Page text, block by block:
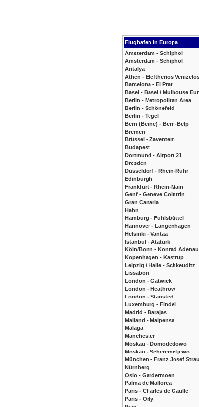
Flughafen in Europa
Amsterdam - Schiphol
Amsterdam - Schiphol
Antalya
Athen - Eleftherios Venizelos
Barcelona - El Prat
Basel - Basel / Mulhouse
Berlin - Metropolitan Area
Berlin - Schönefeld
Berlin - Tegel
Bern (Berne) - Bern-Belp
Bremen
Brüssel - Zaventem
Budapest
Dortmund - Airport 21
Dresden
Düsseldorf - Rhein-Ruhr
Edinburgh
Frankfurt - Rhein-Main
Genf - Geneve Cointrin
Gran Canaria
Hahn
Hamburg - Fuhlsbüttel
Hannover - Langenhagen
Helsinki - Vantaa
Istanbul - Atatürk
Köln/Bonn - Konrad
Kopenhagen - Kastrup
Leipzig / Halle - Schkeuditz
Lissabon
London - Gatwick
London - Heathrow
London - Stansted
Luxemburg - Findel
Madrid - Barajas
Mailand - Malpensa
Malaga
Manchester
Moskau - Domodedowo
Moskau - Scheremetjewo
München - Franz Josef
Nürnberg
Oslo - Gardermoen
Palma de Mallorca
Paris - Charles de Gaulle
Paris - Orly